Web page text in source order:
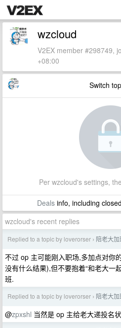
wzcloud
V2EX member #298749,
+08:00
Switch
Per wzcloud's settings,
Dealsinfo, including
wzcloud's recent replies
Replied to a topic by loverorser › 陪老大加
不过 op 主可能刚入职场,多加点对你
没有什么结果),但不要抱着“和老大一
班.
Replied to a topic by loverorser › 陪老大加
@zpxshl 当然是 op 主给老大递投名状